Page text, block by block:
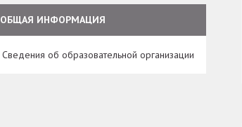
ОБЩАЯ ИНФОРМАЦИЯ
Сведения об образовательной организации